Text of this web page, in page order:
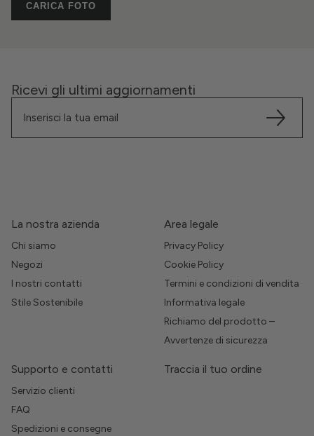
CARICA FOTO
Ricevi gli ultimi aggiornamenti
La nostra azienda
Chi siamo
Negozi
I nostri contatti
Stile Sostenibile
Area legale
Privacy Policy
Cookie Policy
Termini e condizioni di vendita
Informativa legale
Richiamo del prodotto –
Avvertenze di sicurezza
Supporto e contatti
Servizio clienti
FAQ
Spedizioni e consegne
Traccia il tuo ordine